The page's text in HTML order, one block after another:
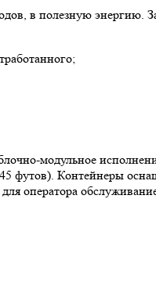
в полезную
модульное
футов). Контейнеры
оператора